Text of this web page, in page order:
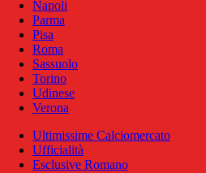
Napoli
Parma
Pisa
Roma
Sassuolo
Torino
Udinese
Verona
Ultimissime Calciomercato
Ufficialità
Esclusive Romano